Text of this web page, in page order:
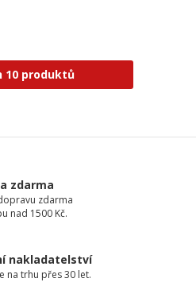
10 produktů
zdarma
zdarma
nad 1500 Kč.
nakladatelství
na trhu přes 30 let.